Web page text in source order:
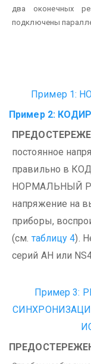
два оконечных
подключены
Пример 1:
Пример 2:
постоянное
правильно в
НОРМАЛЬНЫЙ
напряжение на
приборы,
(см. таблицу 4).
серий AH или
Пример 3: